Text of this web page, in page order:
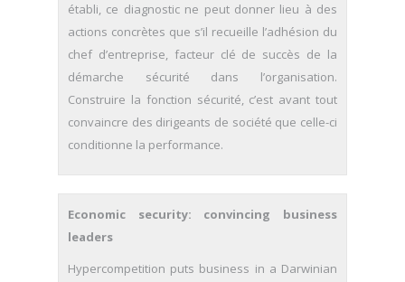
établi, ce diagnostic ne peut donner lieu à des
actions concrètes que s’il recueille l’adhésion du
chef d’entreprise, facteur clé de succès de la
démarche sécurité dans l’organisation.
Construire la fonction sécurité, c’est avant tout
convaincre des dirigeants de société que celle-ci
conditionne la performance.
Economic security: convincing business
leaders
Hypercompetition puts business in a Darwinian